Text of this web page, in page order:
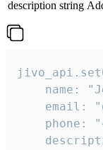
description string
name:
email:
phone: